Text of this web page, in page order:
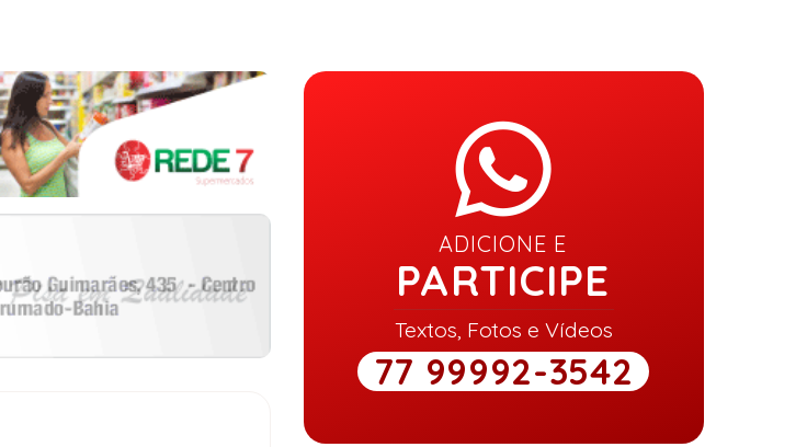
ADICIONE E
PARTICIPE
Textos, Fotos e Vídeos
77 99992-3542